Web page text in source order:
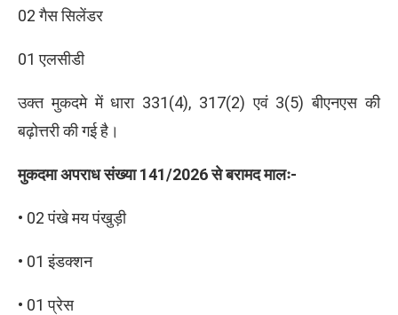
02 गैस सिलेंडर
01 एलसीडी
उक्त मुकदमे में धारा 331(4), 317(2) एवं 3(5) बीएनएस की
बढ़ोत्तरी की गई है।
मुकदमा अपराध संख्या 141/2026 से बरामद मालः-
• 02 पंखे मय पंखुड़ी
• 01 इंडक्शन
• 01 प्रेस